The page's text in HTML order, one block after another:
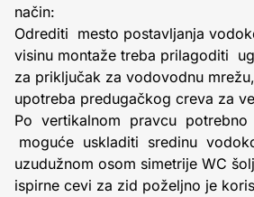
način:
Odrediti mesto postavljanja
visinu montaže treba prilagoditi
za priključak za vodovodnu
upotreba predugačkog creva za
Po vertikalnom pravcu
moguće uskladiti sredinu
uzudužnom osom simetrije WC
ispirne cevi za zid poželjno je